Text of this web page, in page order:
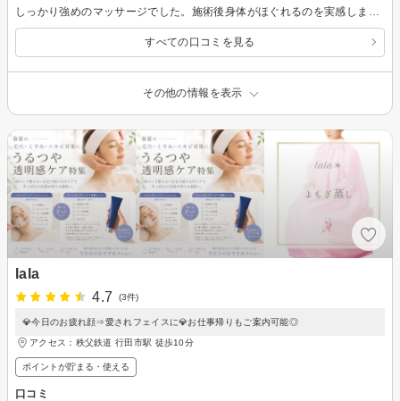
すべての口コミを見る
その他の情報を表示
lala
4.7
(3件)
💎今日のお疲れ顔⇒愛されフェイスに💎お仕事帰りもご案内可能◎
アクセス：秩父鉄道 行田市駅 徒歩10分
ポイントが貯まる・使える
口コミ